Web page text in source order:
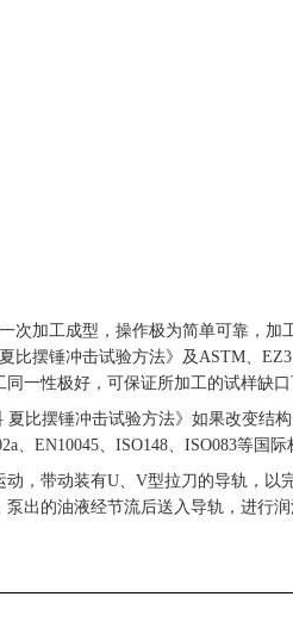
次加工成型，操作极为简单可靠，加
比摆锤冲击试验方法》及ASTM、
一性极好，可保证所加工的试样缺口
夏比摆锤冲击试验方法》如果改变结
EN10045、ISO148、ISO083等国际
动，带动装有U、 V型拉刀的导轨，以
出的油液经节流后送入导轨，进行